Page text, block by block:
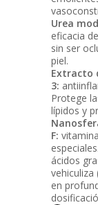
Urea
eficacia
sin ser
piel.
Extracto
3:
Protege
lípidos y
F:
ácidos
en